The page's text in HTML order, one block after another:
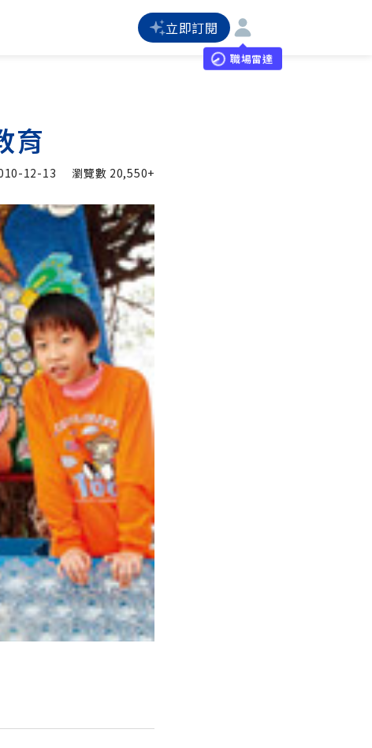
立即訂閱
職場雷達
育
12-13 瀏覽數 20,550+